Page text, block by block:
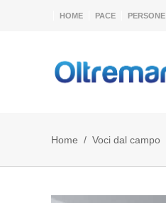
HOME PACE PERSONE
Home / Voci dal campo